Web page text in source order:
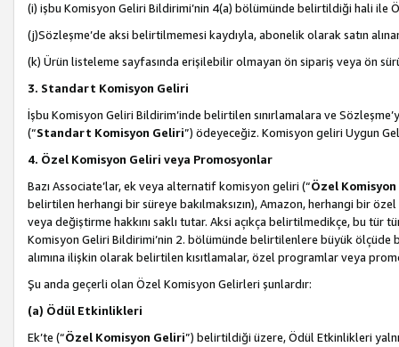
(i) işbu Komisyon Geliri Bildirimi’nin 4(a) bölümünde belirtildiği hali ile
(j)Sözleşme’de aksi belirtilmemesi kaydıyla, abonelik olarak satın
(k) Ürün listeleme sayfasında erişilebilir olmayan ön sipariş veya ön
3. Standart Komisyon Geliri
İşbu Komisyon Geliri Bildirim’inde belirtilen sınırlamalara ve
(“Standart Komisyon Geliri”) ödeyeceğiz. Komisyon geliri Uygun
4. Özel Komisyon Geliri veya Promosyonlar
Bazı Associate’lar, ek veya alternatif komisyon geliri (“Özel
belirtilen herhangi bir süreye bakılmaksızın), Amazon, herhangi bir
veya değiştirme hakkını saklı tutar. Aksi açıkça belirtilmedikçe, bu tür
Komisyon Geliri Bildirimi’nin 2. bölümünde belirtilenlere büyük ölçüde
alımına ilişkin olarak belirtilen kısıtlamalar, özel programlar veya
Şu anda geçerli olan Özel Komisyon Gelirleri şunlardır:
(a) Ödül Etkinlikleri
Ek’te (“Özel Komisyon Geliri”) belirtildiği üzere, Ödül Etkinlikleri